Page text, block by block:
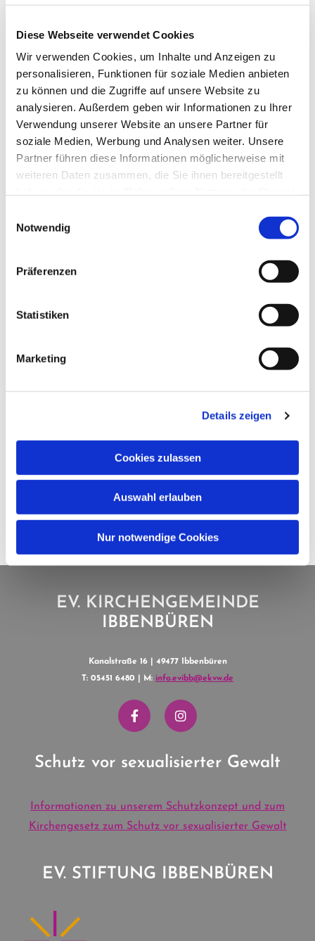
Diese Webseite verwendet Cookies
Wir verwenden Cookies, um Inhalte und Anzeigen zu
personalisieren, Funktionen für soziale Medien anbieten
zu können und die Zugriffe auf unsere Website zu
analysieren. Außerdem geben wir Informationen zu Ihrer
Verwendung unserer Website an unsere Partner für
soziale Medien, Werbung und Analysen weiter. Unsere
Partner führen diese Informationen möglicherweise mit
weiteren Daten zusammen, die Sie ihnen bereitgestellt
Notwendig
Präferenzen
Statistiken
Marketing
Details zeigen
Cookies zulassen
Auswahl erlauben
Nur notwendige Cookies
Dies könnte Sie auch
interessieren
EV. KIRCHENGEMEINDE
IBBENBÜREN
Kanalstraße 16 | 49477 Ibbenbüren
T: 05451 6480 | M: info.evibb@ekvw.de
Schutz vor sexualisierter Gewalt
Informationen zu unserem Schutzkonzept und zum
Kirchengesetz zum Schutz vor sexualisierter Gewalt
EV. STIFTUNG IBBENBÜREN